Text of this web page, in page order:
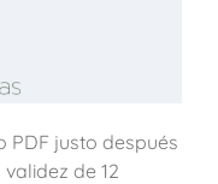
PDF justo después
de 12